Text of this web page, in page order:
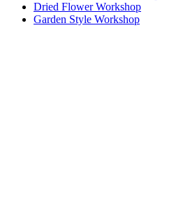
Dried Flower Workshop
Garden Style Workshop